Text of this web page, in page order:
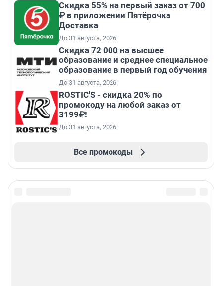
Скидка 55% на первый заказ от 700
₽ в приложении Пятёрочка
Доставка
До 31 августа, 2026
Скидка 72 000 на высшее
образование и среднее специальное
образование в первый год обучения
До 31 августа, 2026
ROSTIC'S - скидка 20% по
промокоду на любой заказ от
3199₽!
До 31 августа, 2026
Все промокоды